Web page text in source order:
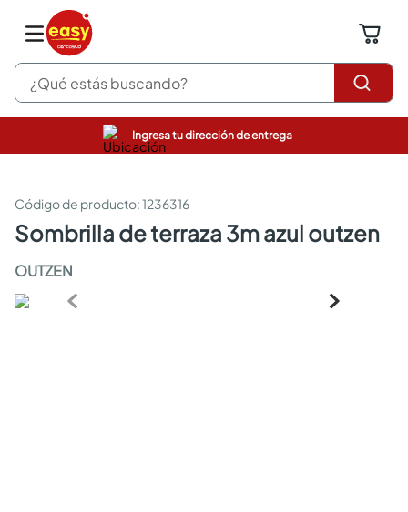
¿Qué estás buscando?
Ingresa tu dirección de entrega
:1236316
sombrilla de terraza 3m azul outzen
OUTZEN
pinturas
sanitarios
comedor
pisos
armarios closet